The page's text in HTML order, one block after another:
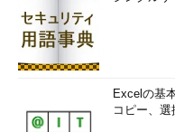
Excelの基
コピー、